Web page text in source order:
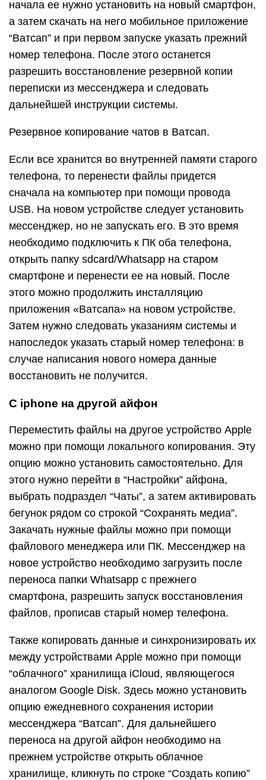
начала ее нужно установить на новый смартфон,
а затем скачать на него мобильное приложение
“Ватсап” и при первом запуске указать прежний
номер телефона. После этого останется
разрешить восстановление резервной копии
переписки из мессенджера и следовать
дальнейшей инструкции системы.
Резервное копирование чатов в Ватсап.
Если все хранится во внутренней памяти старого
телефона, то перенести файлы придется
сначала на компьютер при помощи провода
USB. На новом устройстве следует установить
мессенджер, но не запускать его. В это время
необходимо подключить к ПК оба телефона,
открыть папку sdcard/Whatsapp на старом
смартфоне и перенести ее на новый. После
этого можно продолжить инсталляцию
приложения «Ватсапа» на новом устройстве.
Затем нужно следовать указаниям системы и
напоследок указать старый номер телефона: в
случае написания нового номера данные
восстановить не получится.
C iphone на другой айфон
Переместить файлы на другое устройство Apple
можно при помощи локального копирования. Эту
опцию можно установить самостоятельно. Для
этого нужно перейти в “Настройки” айфона,
выбрать подраздел “Чаты”, а затем активировать
бегунок рядом со строкой “Сохранять медиа”.
Закачать нужные файлы можно при помощи
файлового менеджера или ПК. Мессенджер на
новое устройство необходимо загрузить после
переноса папки Whatsapp с прежнего
смартфона, разрешить запуск восстановления
файлов, прописав старый номер телефона.
Также копировать данные и синхронизировать их
между устройствами Apple можно при помощи
“облачного” хранилища iCloud, являющегося
аналогом Google Disk. Здесь можно установить
опцию ежедневного сохранения истории
мессенджера “Ватсап”. Для дальнейшего
переноса на другой айфон необходимо на
прежнем устройстве открыть облачное
хранилище, кликнуть по строке “Создать копию”